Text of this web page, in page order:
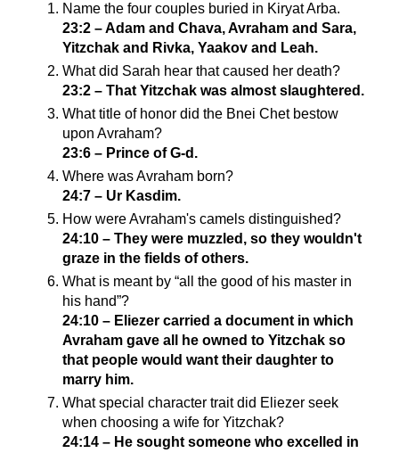
Name the four couples buried in Kiryat Arba.
23:2 – Adam and Chava, Avraham and Sara,
Yitzchak and Rivka, Yaakov and Leah.
What did Sarah hear that caused her death?
23:2 – That Yitzchak was almost slaughtered.
What title of honor did the Bnei Chet bestow
upon Avraham?
23:6 – Prince of G-d.
Where was Avraham born?
24:7 – Ur Kasdim.
How were Avraham's camels distinguished?
24:10 – They were muzzled, so they wouldn't
graze in the fields of others.
What is meant by “all the good of his master in
his hand”?
24:10 – Eliezer carried a document in which
Avraham gave all he owned to Yitzchak so
that people would want their daughter to
marry him.
What special character trait did Eliezer seek
when choosing a wife for Yitzchak?
24:14 – He sought someone who excelled in